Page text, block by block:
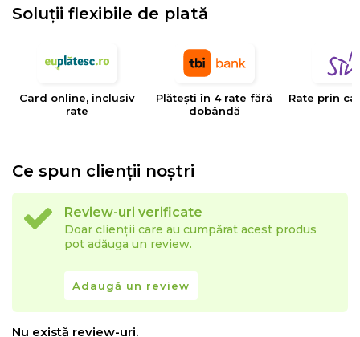
Soluții flexibile de plată
Card online, inclusiv
rate
Plătești în 4 rate fără
dobândă
Rate prin
Ce spun clienții noștri
Review-uri verificate
Doar clienții care au cumpărat acest produs
pot adăuga un review.
Adaugă un review
Nu există review-uri.